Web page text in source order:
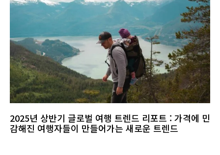
2025년 상반기 글로벌 여행 트렌드 리포트 : 가격에 민
감해진 여행자들이 만들어가는 새로운 트렌드